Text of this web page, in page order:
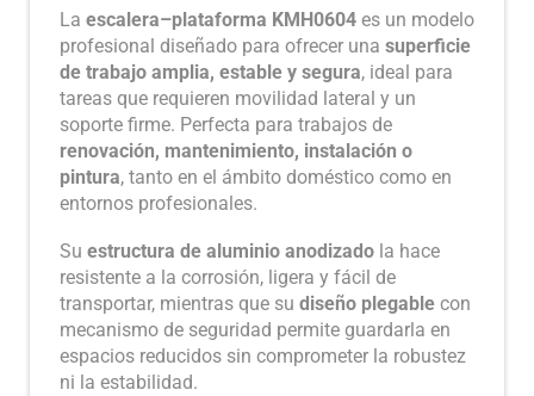
La escalera–plataforma KMH0604 es un modelo
profesional diseñado para ofrecer una superficie
de trabajo amplia, estable y segura, ideal para
tareas que requieren movilidad lateral y un
soporte firme. Perfecta para trabajos de
renovación, mantenimiento, instalación o
pintura, tanto en el ámbito doméstico como en
entornos profesionales.
Su estructura de aluminio anodizado la hace
resistente a la corrosión, ligera y fácil de
transportar, mientras que su diseño plegable con
mecanismo de seguridad permite guardarla en
espacios reducidos sin comprometer la robustez
ni la estabilidad.